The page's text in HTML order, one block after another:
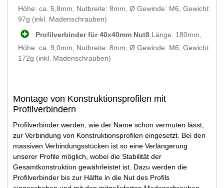
Höhe: ca. 5,8mm, Nutbreite: 8mm, Ø Gewinde: M6, Gewicht:
97g (inkl. Madenschrauben)
Profilverbinder für 40x40mm Nut8 Länge: 180mm,
Höhe: ca. 9,0mm, Nutbreite: 8mm, Ø Gewinde: M6, Gewicht:
172g (inkl. Madenschrauben)
Montage von Konstruktionsprofilen mit
Profilverbindern
Profilverbinder werden, wie der Name schon vermuten lässt,
zur Verbindung von Konstruktionsprofilen eingesetzt. Bei den
massiven Verbindungsstücken ist so eine Verlängerung
unserer Profile möglich, wobei die Stabilität der
Gesamtkonstruktion gewährleistet ist. Dazu werden die
Profilverbinder bis zur Hälfte in die Nut des Profils